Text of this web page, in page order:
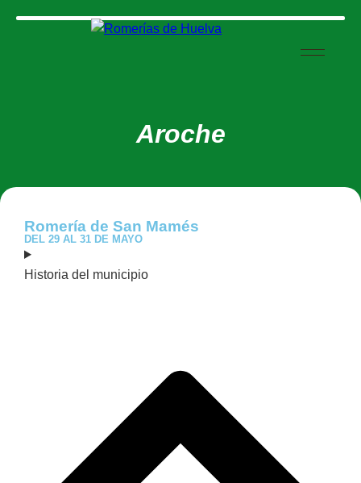
Aroche
Romería de San Mamés
DEL 29 AL 31 DE MAYO
Historia del municipio